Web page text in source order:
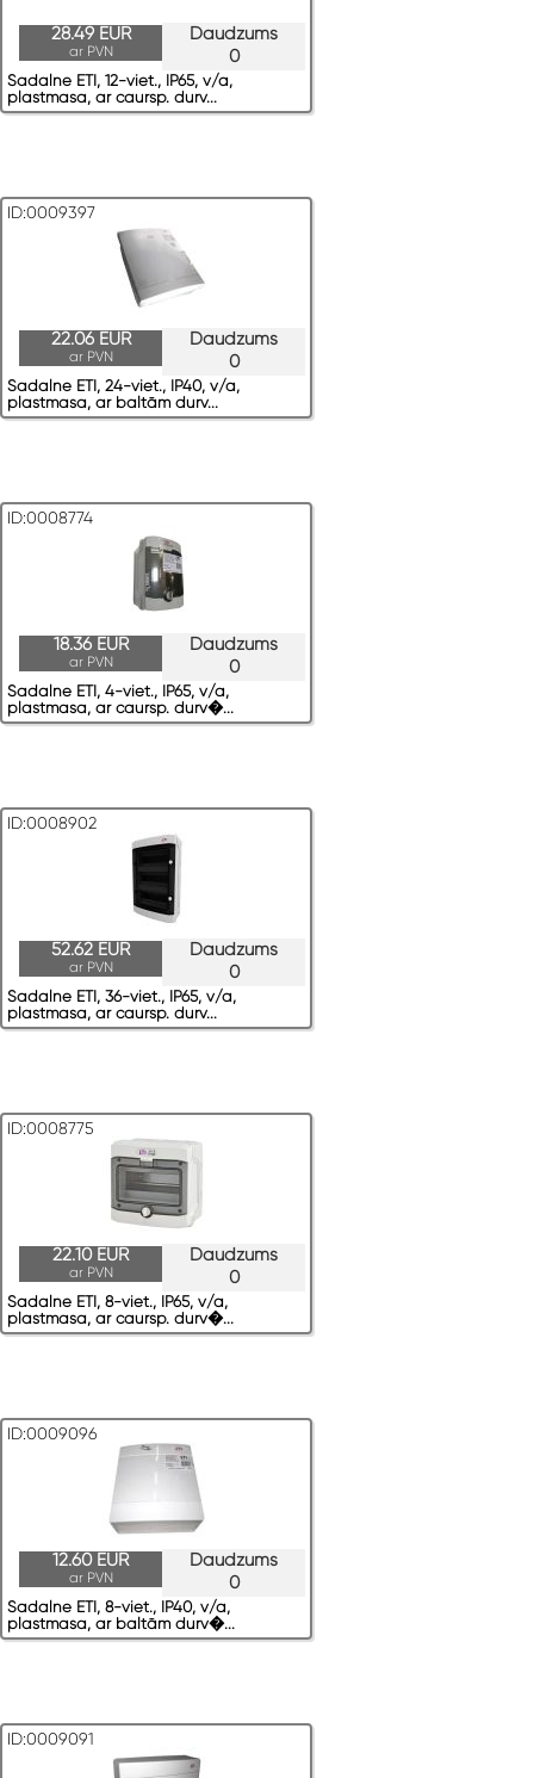
Daudzums
0
28.49 EUR
ar PVN
Sadalne ETI, 12-viet., IP65, v/a,
plastmasa, ar caursp. durv...
ID:0009397
Daudzums
0
22.06 EUR
ar PVN
Sadalne ETI, 24-viet., IP40, v/a,
plastmasa, ar baltām durv...
ID:0008774
Daudzums
0
18.36 EUR
ar PVN
Sadalne ETI, 4-viet., IP65, v/a,
plastmasa, ar caursp. durv�...
ID:0008902
Daudzums
0
52.62 EUR
ar PVN
Sadalne ETI, 36-viet., IP65, v/a,
plastmasa, ar caursp. durv...
ID:0008775
Daudzums
0
22.10 EUR
ar PVN
Sadalne ETI, 8-viet., IP65, v/a,
plastmasa, ar caursp. durv�...
ID:0009096
Daudzums
0
12.60 EUR
ar PVN
Sadalne ETI, 8-viet., IP40, v/a,
plastmasa, ar baltām durv�...
ID:0009091